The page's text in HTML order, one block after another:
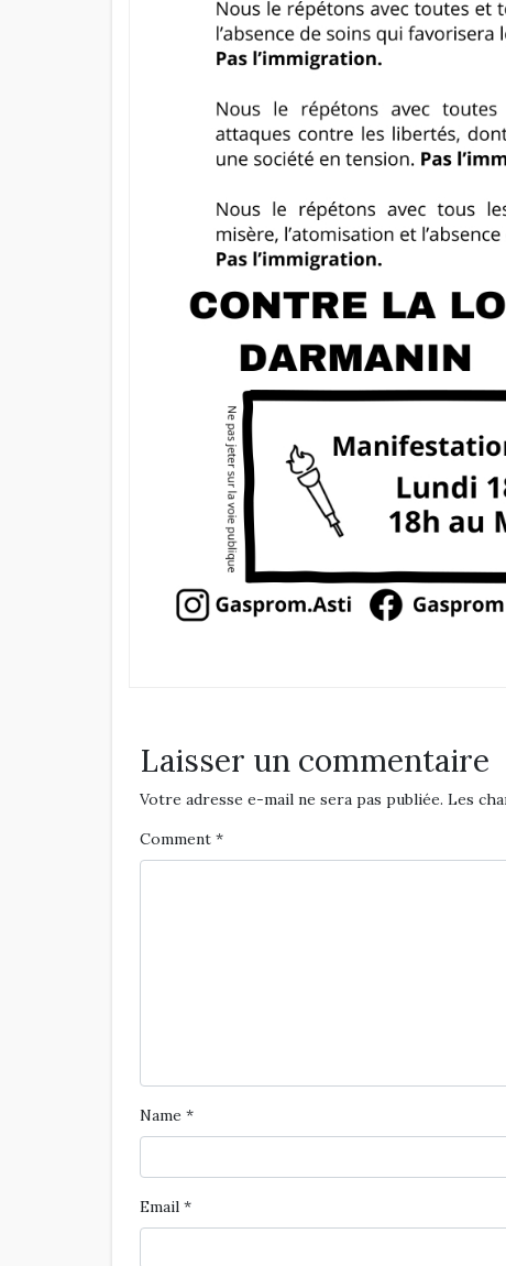
Laisser un commentaire
Votre adresse e-mail ne sera pas publiée. Les
Comment *
Name *
Email *